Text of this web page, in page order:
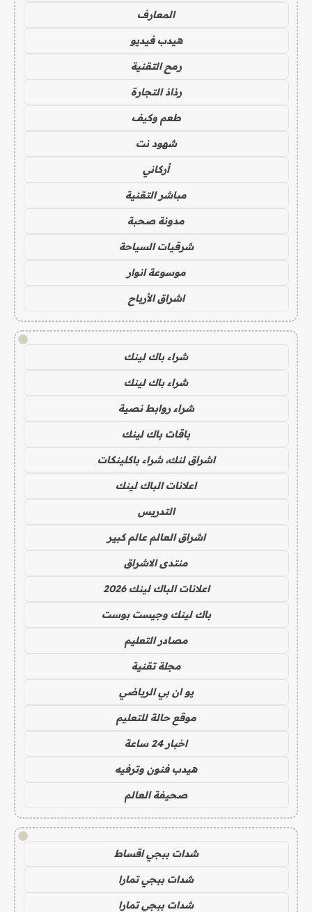
المعارف
هيدب فيديو
رمح التقنية
رذاذ التجارة
طعم وكيف
شهود نت
أركاني
مباشر التقنية
مدونة صحبة
شرقيات السياحة
موسوعة انوار
اشراق الأرباح
!
شراء باك لينك
شراء باك لينك
شراء روابط نصية
باقات باك لينك
اشراق لنك، شراء باكلينكات
اعلانات الباك لينك
التدريس
اشراق العالم عالم كبير
منتدى الاشراق
اعلانات الباك لينك 2026
باك لينك وجيست بوست
مصادر التعليم
مجلة تقنية
يو ان بي الرياضي
موقع حالة للتعليم
اخبار 24 ساعة
هيدب فنون وترفيه
صحيفة العالم
!
شدات ببجي اقساط
شدات ببجي تمارا
شدات ببجي تمارا